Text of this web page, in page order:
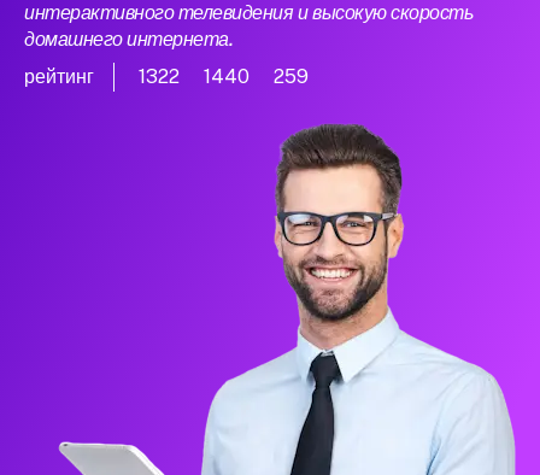
интерактивного телевидения и высокую скорость
домашнего интернета.
рейтинг
1322 1440 259